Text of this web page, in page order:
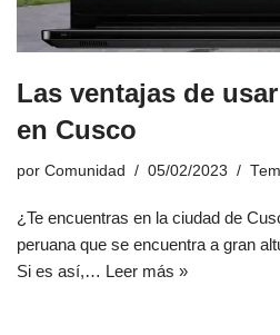
Las ventajas de
en Cusco
por Comunidad 05/02/2023
¿Te encuentras en la ciudad de
peruana que se encuentra a gran
Si es así,… Leer más »